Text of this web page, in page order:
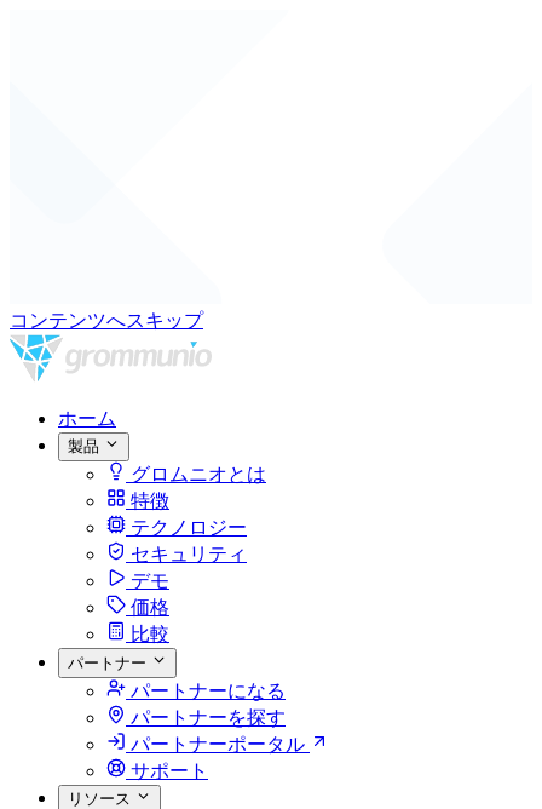
コンテンツへスキップ
ホーム
製品
グロムニオとは
特徴
テクノロジー
セキュリティ
デモ
価格
比較
パートナー
パートナーになる
パートナーを探す
パートナーポータル
サポート
リソース